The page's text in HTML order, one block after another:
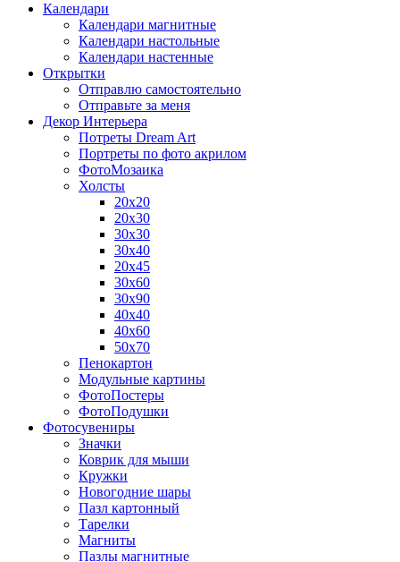
Календари
Календари магнитные
Календари настольные
Календари настенные
Открытки
Отправлю самостоятельно
Отправьте за меня
Декор Интерьера
Потреты Dream Art
Портреты по фото акрилом
ФотоМозаика
Холсты
20х20
20х30
30х30
30х40
20х45
30х60
30х90
40х40
40х60
50х70
Пенокартон
Модульные картины
ФотоПостеры
ФотоПодушки
Фотоcувениры
Значки
Коврик для мыши
Кружки
Новогодние шары
Пазл картонный
Тарелки
Магниты
Пазлы магнитные